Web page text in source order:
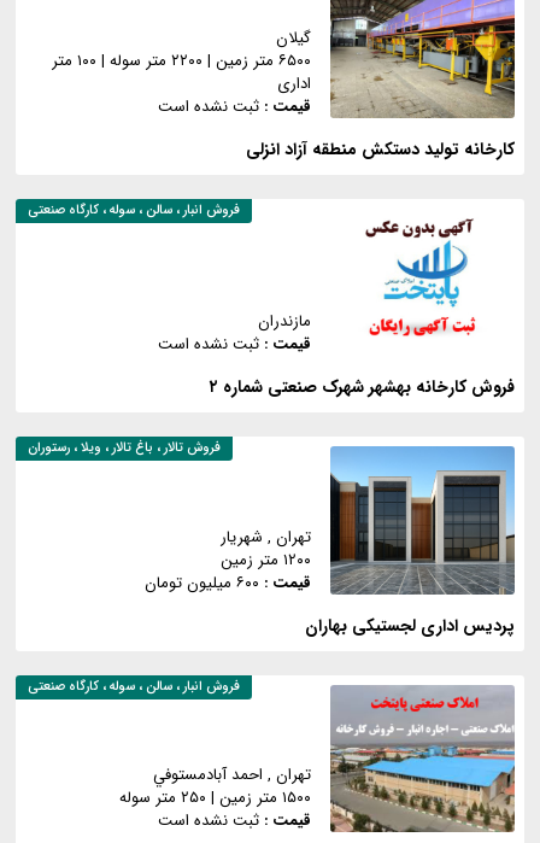
گیلان
۶۵۰۰ متر زمین
| ۲۲۰۰ متر سوله |
۱۰۰ متر
اداری
قیمت : ثبت نشده است
کارخانه تولید دستکش منطقه آزاد انزلی
فروش انبار ، سالن ، سوله ، کارگاه صنعتی
مازندران
قیمت : ثبت نشده است
فروش کارخانه بهشهر شهرک صنعتی شماره ۲
فروشتالار ، باغ تالار ، ویلا ، رستوران
تهران , شهریار
۱۲۰۰ متر زمین
قیمت : ۶۰۰ میلیون تومان
پردیس اداری لجستیکی بهاران
فروش انبار ، سالن ، سوله ، کارگاه صنعتی
تهران , احمد آبادمستوفي
۱۵۰۰ متر زمین
| ۲۵۰ متر سوله
قیمت : ثبت نشده است